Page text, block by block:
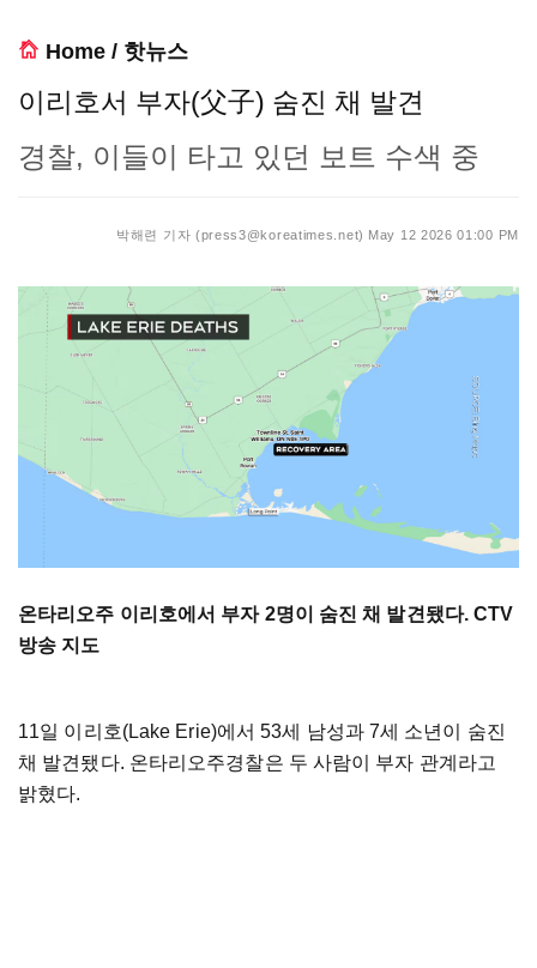
Home / 핫뉴스
이리호서 부자(父子) 숨진 채 발견
경찰, 이들이 타고 있던 보트 수색 중
박해련 기자 (press3@koreatimes.net) May 12 2026 01:00 PM
온타리오주 이리호에서 부자 2명이 숨진 채 발견됐다. CTV
방송 지도
11일 이리호(Lake Erie)에서 53세 남성과 7세 소년이 숨진
채 발견됐다. 온타리오주경찰은 두 사람이 부자 관계라고
밝혔다.